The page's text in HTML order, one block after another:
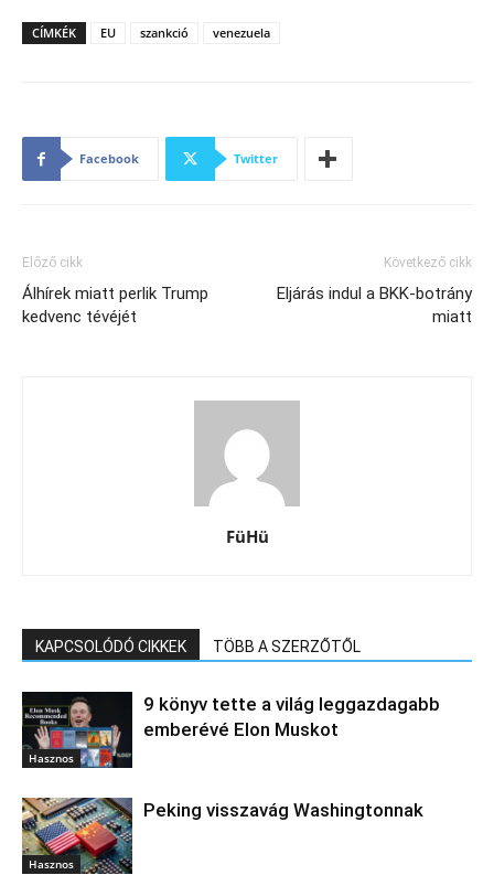
CÍMKÉK EU szankció venezuela
Facebook Twitter
Előző cikk
Álhírek miatt perlik Trump
kedvenc tévéjét
Következő cikk
Eljárás indul a BKK-botrány
miatt
FüHü
KAPCSOLÓDÓ CIKKEK TÖBB A SZERZŐTŐL
Hasznos
9 könyv tette a világ leggazdagabb
emberévé Elon Muskot
Hasznos
Peking visszavág Washingtonnak